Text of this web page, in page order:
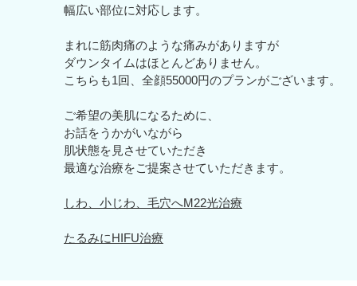
幅広い部位に対応します。
まれに筋肉痛のような痛みがありますが
ダウンタイムはほとんどありません。
こちらも1回、全顔55000円のプランがございます。
ご希望の美肌になるために、
お話をうかがいながら
肌状態を見させていただき
最適な治療をご提案させていただきます。
しわ、小じわ、毛穴へM22光治療
たるみにHIFU治療